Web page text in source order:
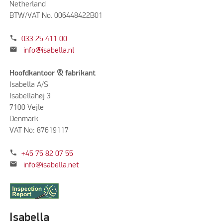
Netherland
BTW/VAT No. 006448422B01
phone 033 25 411 00
mail info@isabella.nl
Hoofdkantoor & fabrikant
Isabella A/S
Isabellahøj 3
7100 Vejle
Denmark
VAT No: 87619117
phone +45 75 82 07 55
mail info@isabella.net
Isabella